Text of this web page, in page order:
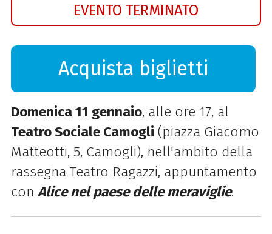
EVENTO TERMINATO
Acquista biglietti
Domenica 11 gennaio, alle ore 17, al
Teatro Sociale Camogli (piazza Giacomo
Matteotti, 5, Camogli), nell'ambito della
rassegna Teatro Ragazzi, appuntamento
con Alice nel paese delle meraviglie.